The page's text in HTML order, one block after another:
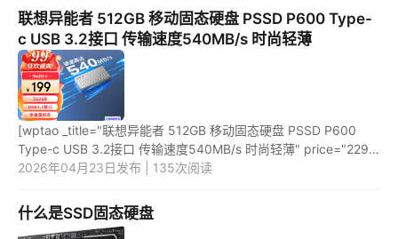
联想异能者 512GB 移动固态硬盘 PSSD P600 Type-
c USB 3.2接口 传输速度540MB/s 时尚轻薄
[wptao _title="联想异能者 512GB 移动固态硬盘 PSSD P600
Type-c USB 3.2接口 传输速度540MB/s 时尚轻薄" price="229"
url="https://item.jd.com/100061038256.html"
2026年04月23日发布 | 135次阅读
什么是SSD固态硬盘